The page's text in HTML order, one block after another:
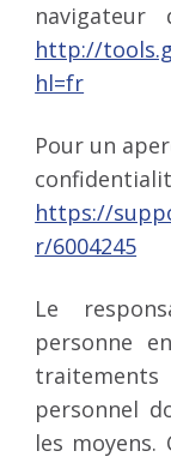
http://
hl=fr
Pour un
https://
r/6004245
Le
personne
personnel
les moyens.